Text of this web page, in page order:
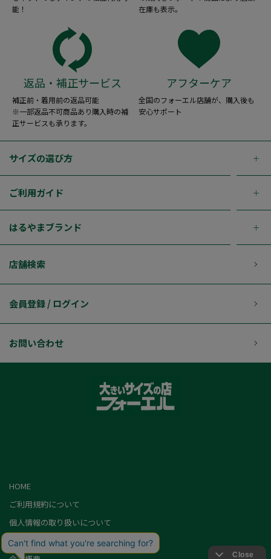
能！
在庫も表示。
返品・補正サービス
補正前・着用前の返品可能
※一部返品不可商品あり購入時の補
正サービスも承ります。
アフターケア
全国のフォーエル店舗が、購入後も
安心サポート
サイズの選び方
ご利用ガイド
はるやまブランド
店舗検索
会員登録 / ログイン
お問い合わせ
HOME
ご利用規約について
個人情報の取り扱いについて
特定商取引に基づく表記